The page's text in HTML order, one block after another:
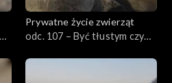
Prywatne życie zwierząt
odc. 107 – Być tłustym czy